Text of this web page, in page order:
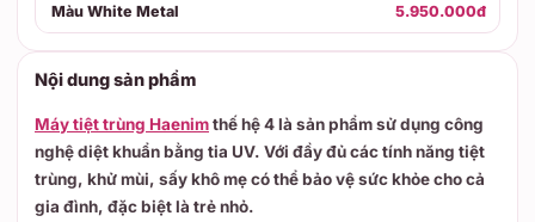
Màu White Metal 5.950.000đ
Nội dung sản phẩm
Máy tiệt trùng Haenimthế hệ 4 là sản phẩm sử dụng công
nghệ diệt khuẩn bằng tia UV. Với đầy đủ các tính năng tiệt
trùng, khử mùi, sấy khô mẹ có thể bảo vệ sức khỏe cho cả
gia đình, đặc biệt là trẻ nhỏ.